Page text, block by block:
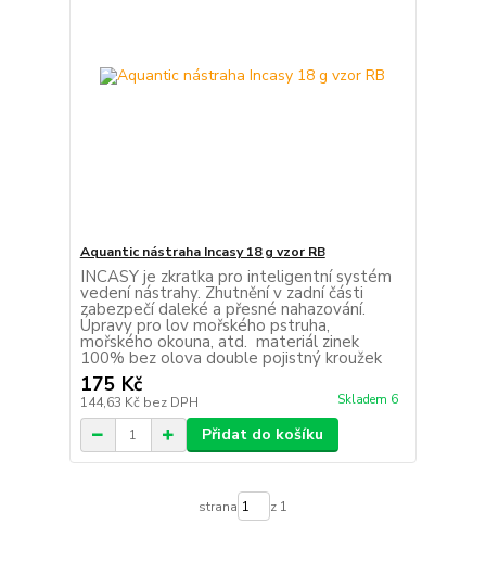
Aquantic nástraha Incasy 18 g vzor RB
INCASY je zkratka pro inteligentní systém
vedení nástrahy. Zhutnění v zadní části
zabezpečí daleké a přesné nahazování.
Úpravy pro lov mořského pstruha,
mořského okouna, atd. materiál zinek
100% bez olova double pojistný kroužek
175 Kč
144,63 Kč bez DPH Skladem 6
Přidat do košíku
strana z 1